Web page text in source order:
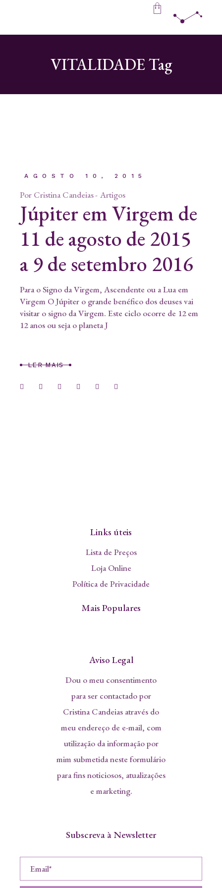
VITALIDADE Tag
AGOSTO 10, 2015
Por Cristina Candeias Artigos
Júpiter em Virgem de
11 de agosto de 2015
a 9 de setembro 2016
Para o Signo da Virgem, Ascendente ou a Lua em
Virgem O Júpiter o grande benéfico dos deuses vai
visitar o signo da Virgem. Este ciclo ocorre de 12 em
12 anos ou seja o planeta J
LER MAIS
Links úteis
Lista de Preços
Loja Online
Política de Privacidade
Mais Populares
Aviso Legal
Dou o meu consentimento
para ser contactado por
Cristina Candeias através do
meu endereço de e-mail, com
utilização da informação por
mim submetida neste formulário
para fins noticiosos, atualizações
e marketing.
Subscreva à Newsletter